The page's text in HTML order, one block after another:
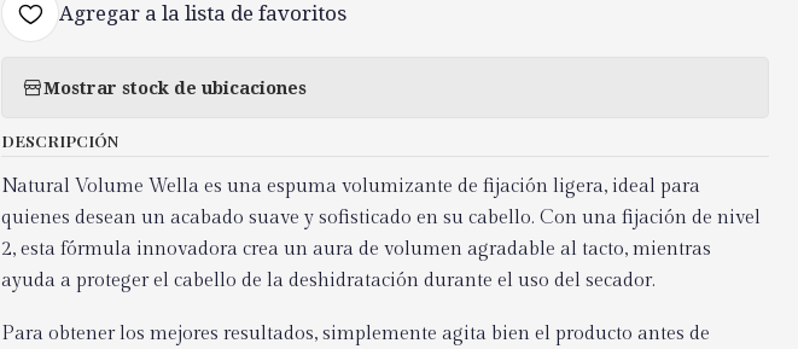
Agregar a la lista de favoritos
Mostrar stock de ubicaciones
DESCRIPCIÓN
Natural Volume Wella es una espuma volumizante de fijación ligera, ideal para
quienes desean un acabado suave y sofisticado en su cabello. Con una fijación de nivel
2, esta fórmula innovadora crea un aura de volumen agradable al tacto, mientras
ayuda a proteger el cabello de la deshidratación durante el uso del secador.
Para obtener los mejores resultados, simplemente agita bien el producto antes de